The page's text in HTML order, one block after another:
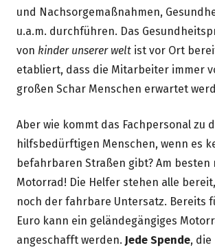
und Nachsorgemaßnahmen,
u.a.m. durchführen. Das
von kinder unserer welt ist vor Ort
etabliert, dass die Mitarbeiter immer
großen Schar Menschen erwartet
Aber wie kommt das Fachpersonal zu
hilfsbedürftigen Menschen, wenn es
befahrbaren Straßen gibt? Am besten
Motorrad! Die Helfer stehen alle
noch der fahrbare Untersatz. Bereits
Euro kann ein geländegängiges
angeschafft werden. Jede Spende, die